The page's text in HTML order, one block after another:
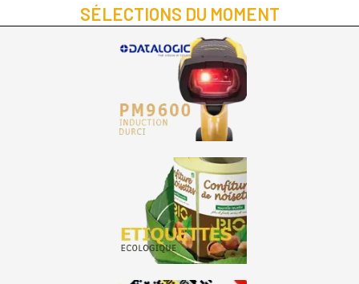
SÉLECTIONS DU MOMENT